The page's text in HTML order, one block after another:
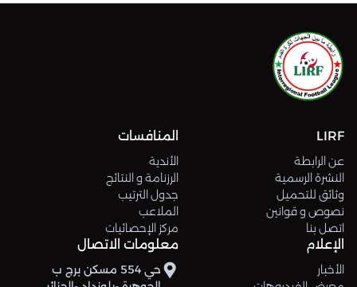
LIRF
عن الرابطة
النشرة الرسمية
وثائق للتحميل
نصوص و قوانين
اتصل بنا
المنافسات
الأندية
الرزنامة و النتائج
جدول الترتيب
الملاعب
مركز الإحصائيات
الإعلام
الأخبار
معلومات الاتصال
حي 554 مسكن برج ب